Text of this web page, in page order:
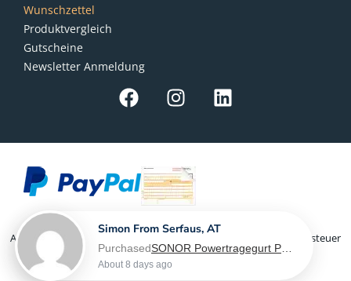
Wunschzettel
Produktvergleich
Gutscheine
Newsletter Anmeldung
Als Kleinunternehmer im Sinne von § 19 Abs. 1 UStG wird Umsatzsteuer
nicht berechnet
Simon From Serfaus, AT
Purchased
About 8 days ago